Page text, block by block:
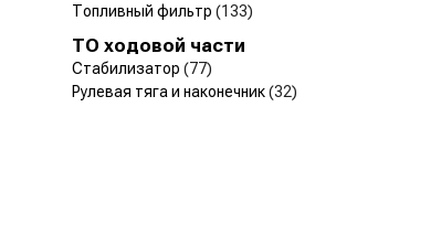
Топливный фильтр (133)
ТО ходовой части
Стабилизатор (77)
Рулевая тяга и наконечник(32)